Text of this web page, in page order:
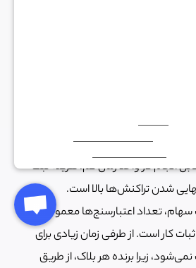
مستقیم با تعداد تراکنش‌های ثبت
کارمزد شبکه و زمان نهایی شدن
تعداد تراکنش‌های شبکه محدود
معینی نیاز دارد تا فرآیند اثبات
موازی کمتر شود. به دلیل
چین‌های با الگوریتم اجماع اثبات
انجام در واحد زمان کم، هزینه ثبت
شدن تراکنش‌ها بالا است.
سهام، تعداد اعتبارسنج‌ها معمولا
کار است. از طرفی زمان زیادی برای
زیرا برنده هر بلاک، از طریق